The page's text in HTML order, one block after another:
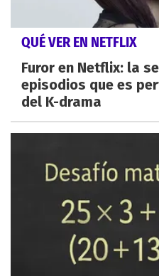
QUÉ VER EN NETFLIX
Furor en Netflix: la
episodios que es
del K-drama